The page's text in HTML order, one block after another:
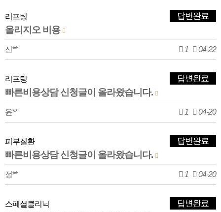
리프팅
올리지오 비용
답변완료
신** 1 04-22
리프팅
빠른비용상담 신청글이 올라왔습니다.
답변완료
윤** 1 04-20
피부질환
빠른비용상담 신청글이 올라왔습니다.
답변완료
정** 1 04-20
스페셜클리닉 답변완료